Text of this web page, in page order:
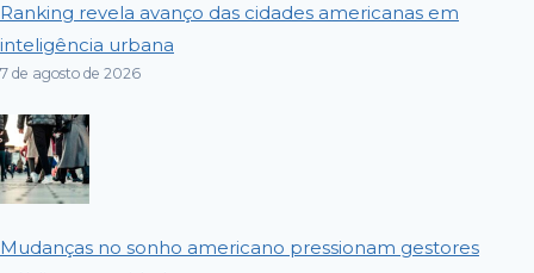
Ranking revela avanço das cidades americanas em
inteligência urbana
7 de agosto de 2026
Mudanças no sonho americano pressionam gestores